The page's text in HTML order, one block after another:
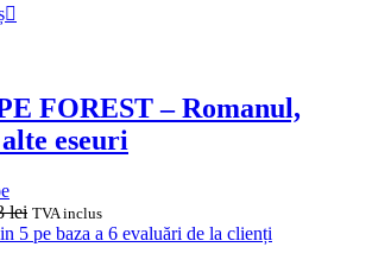
FOREST – Romanul,
eseuri
lei TVA inclus
5 pe baza a 6 evaluări de la clienți